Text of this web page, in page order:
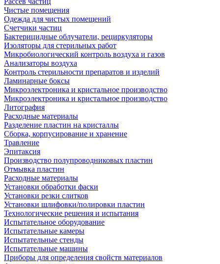
Чистые помещения
Одежда для чистых помещений
Счетчики частиц
Бактерицидные облучатели, рециркуляторы
Изоляторы для стерильных работ
Микробиологический контроль воздуха и газов
Анализаторы воздуха
Контроль стерильности препаратов и изделий
Ламинарные боксы
Микроэлектроника и кристальное производство
Микроэлектроника и кристальное производство
Литография
Расходные материалы
Разделение пластин на кристаллы
Сборка, корпусирование и хранение
Травление
Эпитаксия
Производство полупроводниковых пластин
Отмывка пластин
Расходные материалы
Установки обработки фаски
Установки резки слитков
Установки шлифовки/полировки пластин
Технологические решения и испытания
Испытательное оборудование
Испытательные камеры
Испытательные стенды
Испытательные машины
Приборы для определения свойств материалов